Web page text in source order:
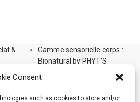
Consent
such as cookies to store and/or
&
Gamme sensorielle corps :
Bionatural by PHYT’S
Gamme Soins Capillaires